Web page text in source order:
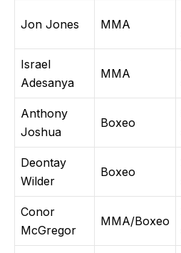
Jon Jones MMA
Israel
Adesanya
MMA
Anthony
Joshua
Boxeo
Deontay
Wilder
Boxeo
Conor
McGregor
MMA/Boxeo